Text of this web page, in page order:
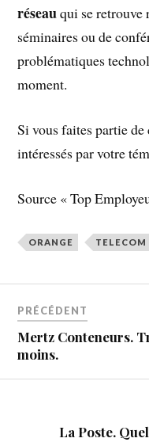
réseauqui se retrouve
séminaires ou de
problématiques
moment.
Si vous faites partie
intéressés par votre
Source « Top
ORANGE TELECOM
PRÉCÉDENT
Mertz Conteneurs.
moins.
La Poste.